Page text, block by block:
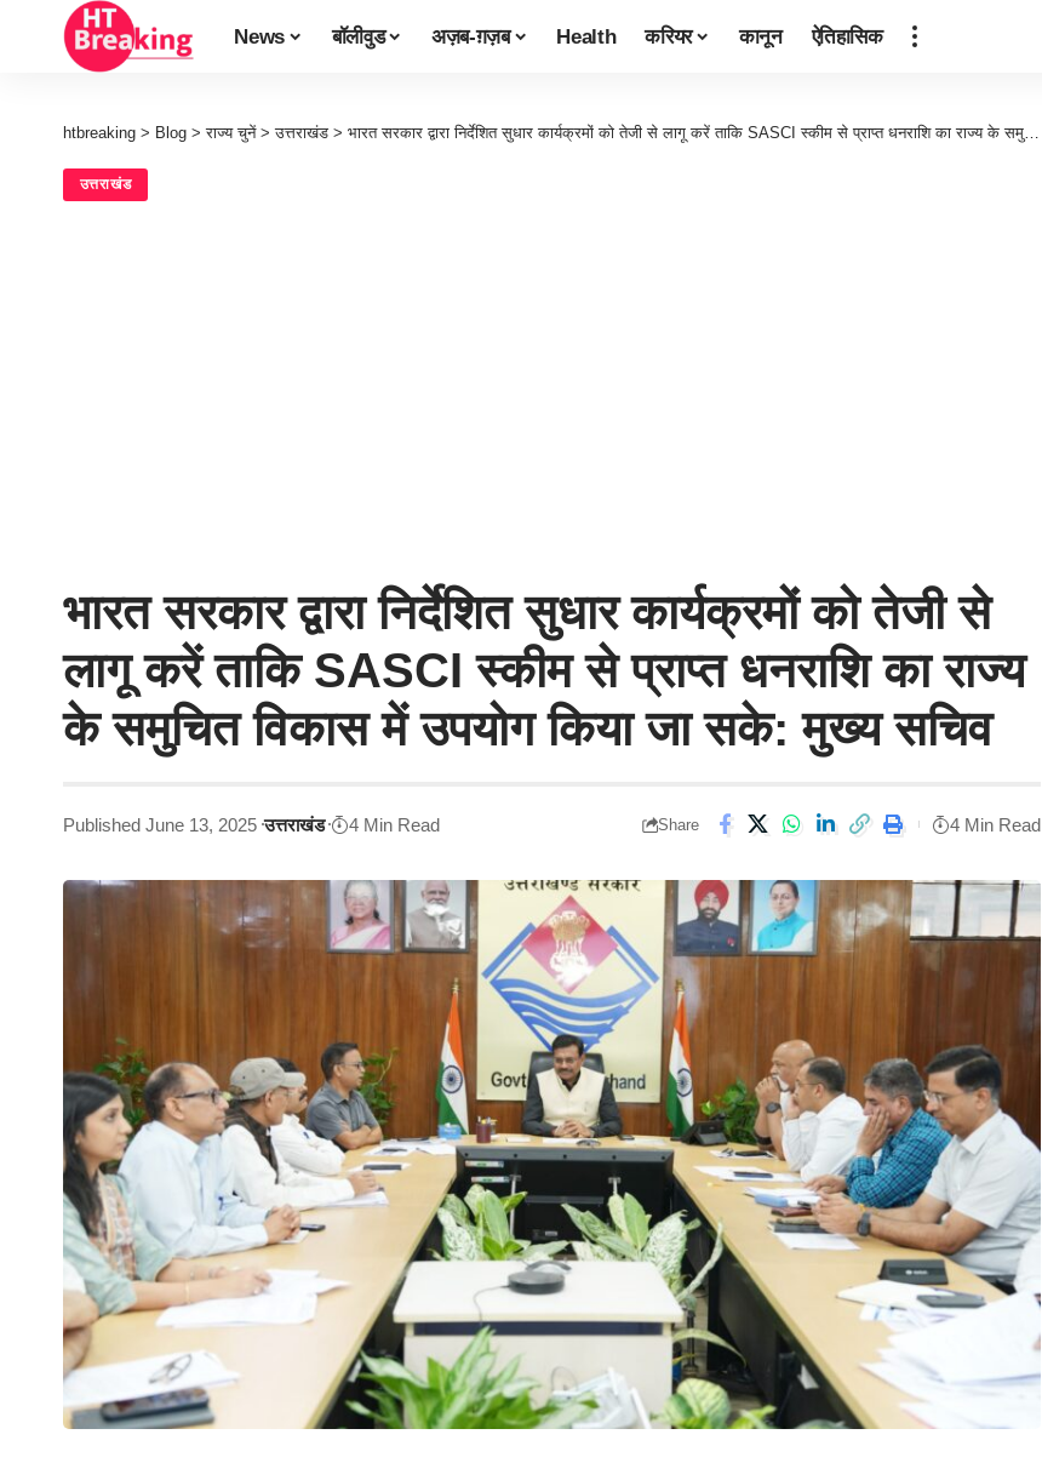
News बॉलीवुड अज़ब-ग़ज़ब Health करियर कानून ऐतिहासिक
htbreaking > Blog >राज्य चुनें >उत्तराखंड > भारत सरकार द्वारा निर्देशित सुधार कार्यक्रमों को तेजी से लागू करें ताकि SASCI स्कीम से प्राप्त धनराशि का राज्य के समुचित विकास में उपयोग किया जा सके: मुख्य सचिव
उत्तराखंड
भारत सरकार द्वारा निर्देशित सुधार कार्यक्रमों को तेजी से
लागू करें ताकि SASCI स्कीम से प्राप्त धनराशि का राज्य
के समुचित विकास में उपयोग किया जा सके: मुख्य सचिव
Published June 13, 2025 उत्तराखंड 4 Min Read Share 4 Min Read